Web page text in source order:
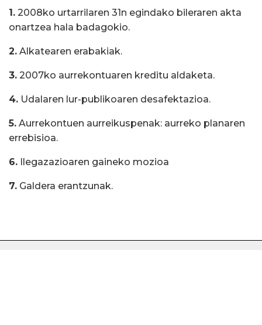
1. 2008ko urtarrilaren 31n egindako bileraren akta
onartzea hala badagokio.
2. Alkatearen erabakiak.
3. 2007ko aurrekontuaren kreditu aldaketa.
4. Udalaren lur-publikoaren desafektazioa.
5. Aurrekontuen aurreikuspenak: aurreko planaren
errebisioa.
6. Ilegazazioaren gaineko mozioa
7. Galdera erantzunak.